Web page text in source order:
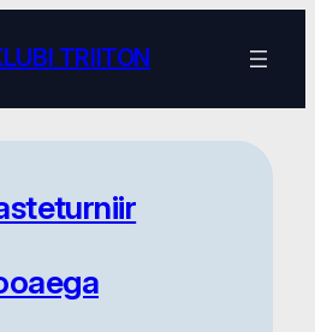
TRIITON